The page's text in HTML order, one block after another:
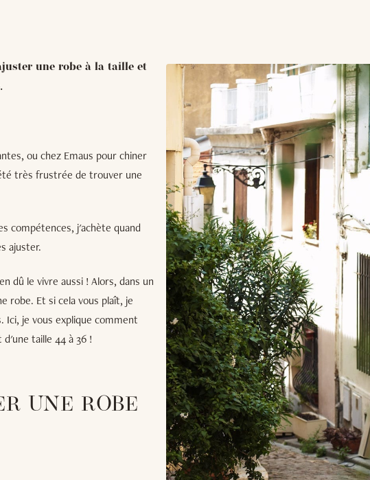
une robe à la taille et
ou chez Emaus pour chiner
très frustrée de trouver une
compétences, j'achète quand
ajuster.
dû le vivre aussi ! Alors, dans un
robe. Et si cela vous plaît, je
Ici, je vous explique comment
taille 44 à 36 !
UNE ROBE